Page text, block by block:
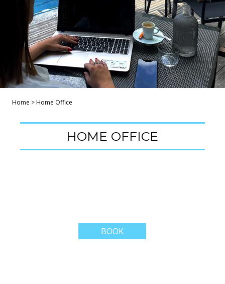
Home >Home Office
HOME OFFICE
BOOK